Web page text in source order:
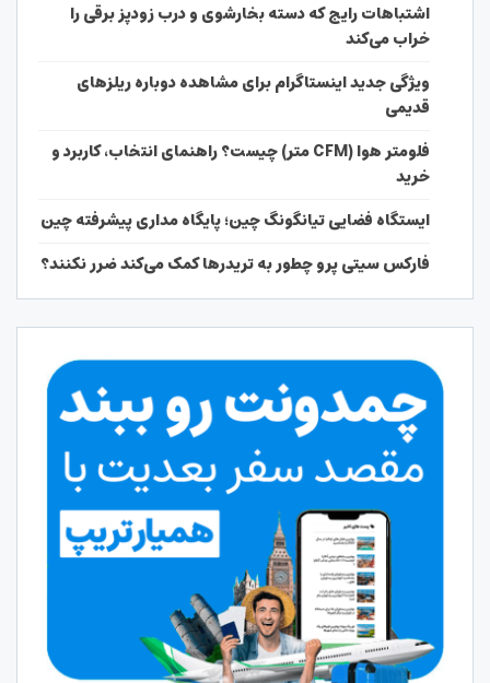
اشتباهات رایج که دسته بخارشوی و درب زودپز برقی را
خراب می‌کند
ویژگی جدید اینستاگرام برای مشاهده دوباره ریلزهای
قدیمی
فلومتر هوا (CFM متر) چیست؟ راهنمای انتخاب، کاربرد و
خرید
ایستگاه فضایی تیانگونگ چین؛ پایگاه مداری پیشرفته چین
فارکس سیتی پرو چطور به تریدرها کمک می‌کند ضرر نکنند؟